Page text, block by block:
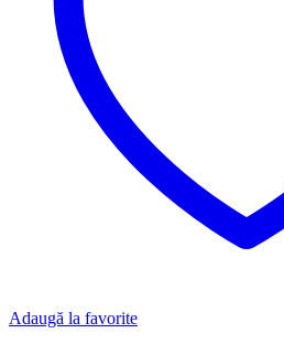
Adaugă la favorite